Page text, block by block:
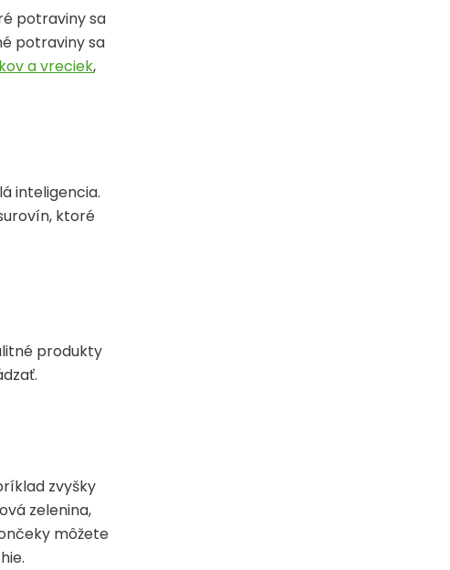
potraviny sa
potraviny sa
a vreciek,
inteligencia.
ktoré
produkty
zvyšky
zelenina,
môžete